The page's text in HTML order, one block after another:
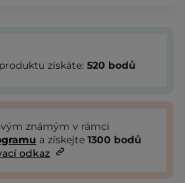
získáte: 520 bodů
známým v rámci
a získejte 1300 bodů
odkaz